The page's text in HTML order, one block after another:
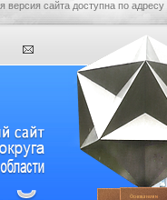
версия сайта доступна по адресу